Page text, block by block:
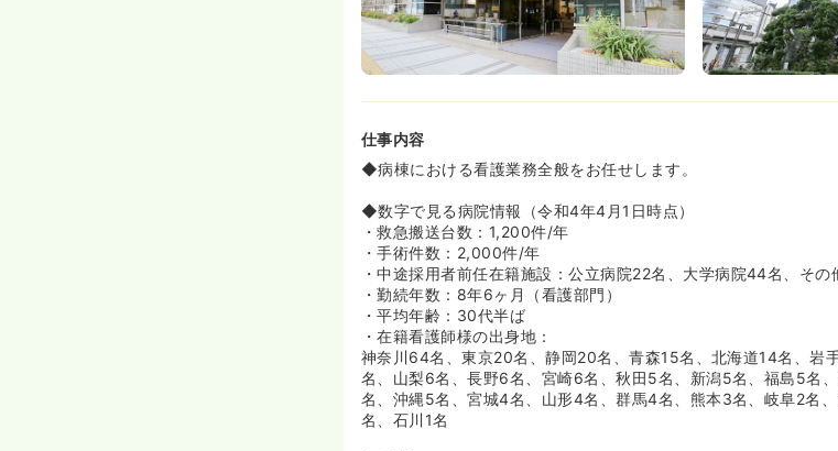
っています♪
◆保育補助の支給がお子様の年齢により支給されなど、金銭面
ップしてくださいます。
roo!からご入職された数名の方が学校に通いながら頑張っていら
仕事内容
◆病棟における看護業務全般をお任せします。
◆数字で見る病院情報（令和4年4月1日時点）
・救急搬送台数：1,200件/年
・手術件数：2,000件/年
・中途採用者前任在籍施設：公立病院22名、大学病院44名、その
・勤続年数：8年6ヶ月（看護部門）
・平均年齢：30代半ば
・在籍看護師様の出身地：
神奈川64名、東京20名、静岡20名、青森15名、北海道14名、岩
名、山梨6名、長野6名、宮崎6名、秋田5名、新潟5名、福島5名
名、沖縄5名、宮城4名、山形4名、群馬4名、熊本3名、岐阜2名
名、石川1名